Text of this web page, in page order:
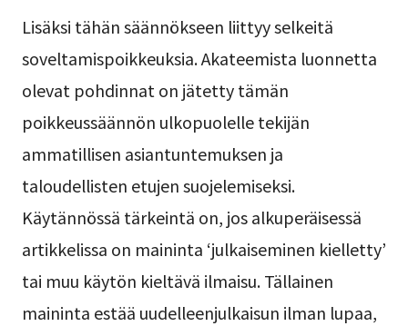
Lisäksi tähän säännökseen liittyy selkeitä
soveltamispoikkeuksia. Akateemista luonnetta
olevat pohdinnat on jätetty tämän
poikkeussäännön ulkopuolelle tekijän
ammatillisen asiantuntemuksen ja
taloudellisten etujen suojelemiseksi.
Käytännössä tärkeintä on, jos alkuperäisessä
artikkelissa on maininta ‘julkaiseminen kielletty’
tai muu käytön kieltävä ilmaisu. Tällainen
maininta estää uudelleenjulkaisun ilman lupaa,